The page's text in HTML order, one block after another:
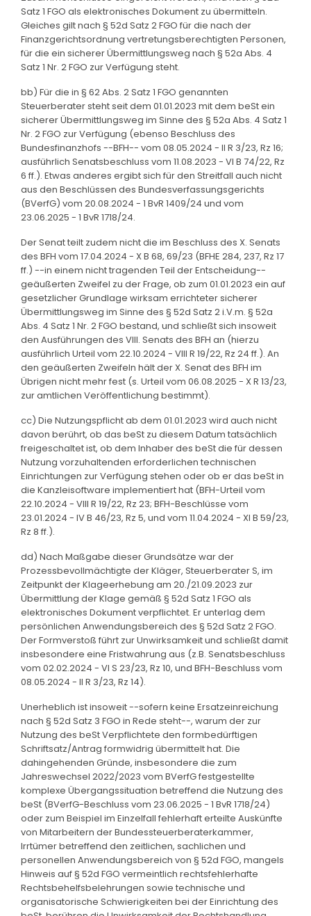
Satz 1 FGO als elektronisches Dokument zu übermitteln.
Gleiches gilt nach § 52d Satz 2 FGO für die nach der
Finanzgerichtsordnung vertretungsberechtigten Personen,
für die ein sicherer Übermittlungsweg nach § 52a Abs. 4
Satz 1 Nr. 2 FGO zur Verfügung steht.
bb) Für die in § 62 Abs. 2 Satz 1 FGO genannten
Steuerberater steht seit dem 01.01.2023 mit dem beSt ein
sicherer Übermittlungsweg im Sinne des § 52a Abs. 4 Satz 1
Nr. 2 FGO zur Verfügung (ebenso Beschluss des
Bundesfinanzhofs --BFH-- vom 08.05.2024 - II R 3/23, Rz 16;
ausführlich Senatsbeschluss vom 11.08.2023 - VI B 74/22, Rz
6 ff.). Etwas anderes ergibt sich für den Streitfall auch nicht
aus den Beschlüssen des Bundesverfassungsgerichts
(BVerfG) vom 20.08.2024 - 1 BvR 1409/24 und vom
23.06.2025 - 1 BvR 1718/24.
Der Senat teilt zudem nicht die im Beschluss des X. Senats
des BFH vom 17.04.2024 - X B 68, 69/23 (BFHE 284, 237, Rz 17
ff.) --in einem nicht tragenden Teil der Entscheidung--
geäußerten Zweifel zu der Frage, ob zum 01.01.2023 ein auf
gesetzlicher Grundlage wirksam errichteter sicherer
Übermittlungsweg im Sinne des § 52d Satz 2 i.V.m. § 52a
Abs. 4 Satz 1 Nr. 2 FGO bestand, und schließt sich insoweit
den Ausführungen des VIII. Senats des BFH an (hierzu
ausführlich Urteil vom 22.10.2024 - VIII R 19/22, Rz 24 ff.). An
den geäußerten Zweifeln hält der X. Senat des BFH im
Übrigen nicht mehr fest (s. Urteil vom 06.08.2025 - X R 13/23,
zur amtlichen Veröffentlichung bestimmt).
cc) Die Nutzungspflicht ab dem 01.01.2023 wird auch nicht
davon berührt, ob das beSt zu diesem Datum tatsächlich
freigeschaltet ist, ob dem Inhaber des beSt die für dessen
Nutzung vorzuhaltenden erforderlichen technischen
Einrichtungen zur Verfügung stehen oder ob er das beSt in
die Kanzleisoftware implementiert hat (BFH-Urteil vom
22.10.2024 - VIII R 19/22, Rz 23; BFH-Beschlüsse vom
23.01.2024 - IV B 46/23, Rz 5, und vom 11.04.2024 - XI B 59/23,
Rz 8 ff.).
dd) Nach Maßgabe dieser Grundsätze war der
Prozessbevollmächtigte der Kläger, Steuerberater S, im
Zeitpunkt der Klageerhebung am 20./21.09.2023 zur
Übermittlung der Klage gemäß § 52d Satz 1 FGO als
elektronisches Dokument verpflichtet. Er unterlag dem
persönlichen Anwendungsbereich des § 52d Satz 2 FGO.
Der Formverstoß führt zur Unwirksamkeit und schließt damit
insbesondere eine Fristwahrung aus (z.B. Senatsbeschluss
vom 02.02.2024 - VI S 23/23, Rz 10, und BFH-Beschluss vom
08.05.2024 - II R 3/23, Rz 14).
Unerheblich ist insoweit --sofern keine Ersatzeinreichung
nach § 52d Satz 3 FGO in Rede steht--, warum der zur
Nutzung des beSt Verpflichtete den formbedürftigen
Schriftsatz/Antrag formwidrig übermittelt hat. Die
dahingehenden Gründe, insbesondere die zum
Jahreswechsel 2022/2023 vom BVerfG festgestellte
komplexe Übergangssituation betreffend die Nutzung des
beSt (BVerfG-Beschluss vom 23.06.2025 - 1 BvR 1718/24)
oder zum Beispiel im Einzelfall fehlerhaft erteilte Auskünfte
von Mitarbeitern der Bundessteuerberaterkammer,
Irrtümer betreffend den zeitlichen, sachlichen und
personellen Anwendungsbereich von § 52d FGO, mangels
Hinweis auf § 52d FGO vermeintlich rechtsfehlerhafte
Rechtsbehelfsbelehrungen sowie technische und
organisatorische Schwierigkeiten bei der Einrichtung des